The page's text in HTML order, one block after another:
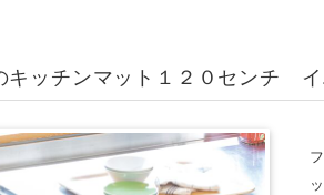
キッチンマット１２０センチ